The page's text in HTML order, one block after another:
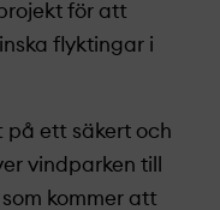
för att
flyktingar i
på ett säkert och
vindparken till
kommer att